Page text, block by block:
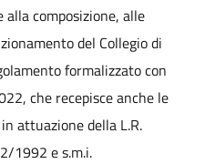
composizione, alle
del Collegio di
formalizzato con
che recepisce anche le
attuazione della L.R.
1992 e s.m.i.